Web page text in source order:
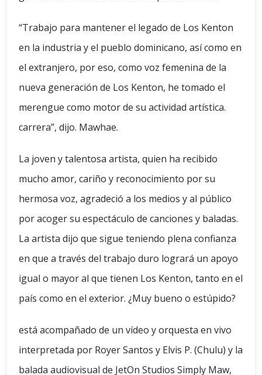
“Trabajo para mantener el legado de Los Kenton
en la industria y el pueblo dominicano, así como en
el extranjero, por eso, como voz femenina de la
nueva generación de Los Kenton, he tomado el
merengue como motor de su actividad artística.
carrera”, dijo. Mawhae.
La joven y talentosa artista, quien ha recibido
mucho amor, cariño y reconocimiento por su
hermosa voz, agradeció a los medios y al público
por acoger su espectáculo de canciones y baladas.
La artista dijo que sigue teniendo plena confianza
en que a través del trabajo duro logrará un apoyo
igual o mayor al que tienen Los Kenton, tanto en el
país como en el exterior. ¿Muy bueno o estúpido?
está acompañado de un vídeo y orquesta en vivo
interpretada por Royer Santos y Elvis P. (Chulu) y la
balada audiovisual de JetOn Studios Simply Maw,